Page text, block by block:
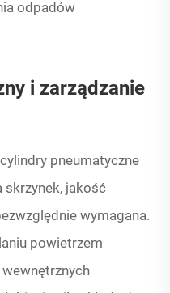
odpadów
i zarządzanie
pneumatyczne
skrzynek, jakość
wymagana.
powietrzem